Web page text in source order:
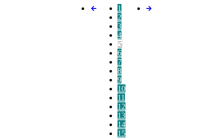
1
2
3
4
5
6
7
8
9
10
11
12
13
14
15